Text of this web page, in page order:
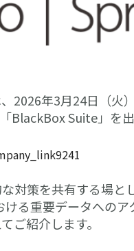
年3月24日（火
Suite」を
対策を共有する場
る重要データへの
ご紹介します。